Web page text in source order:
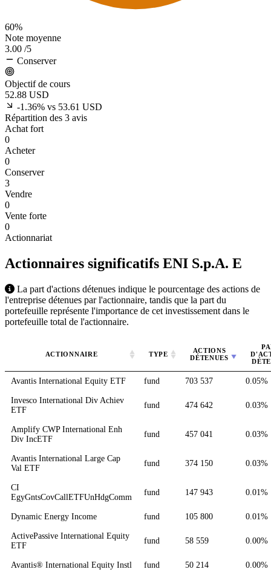
60%
Note moyenne
3.00 /5
Conserver
Objectif de cours
52.88 USD
-1.36% vs 53.61 USD
Répartition des 3 avis
Achat fort
0
Acheter
0
Conserver
3
Vendre
0
Vente forte
0
Actionnariat
Actionnaires significatifs ENI S.p.A. E
La part d'actions détenues indique le pourcentage des actions de
l'entreprise détenues par l'actionnaire, tandis que la part du
portefeuille représente l'importance de cet investissement dans le
portefeuille total de l'actionnaire.
ACTIONNAIRE TYPE
ACTIONS
DÉTENUES
Avantis International Equity ETF fund 703 537 0.05%
Invesco International Div Achiev
ETF
fund 474 642 0.03%
Amplify CWP International Enh
Div IncETF
fund 457 041 0.03%
Avantis International Large Cap
Val ETF
fund 374 150 0.03%
CI
EgyGntsCovCallETFUnHdgComm
fund 147 943 0.01%
Dynamic Energy Income fund 105 800 0.01%
ActivePassive International Equity
ETF
fund 58 559 0.00%
Avantis® International Equity Instl fund 50 214 0.00%